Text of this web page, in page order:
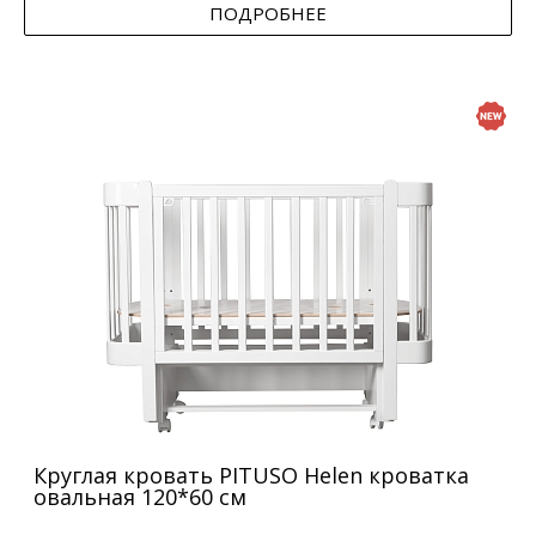
ПОДРОБНЕЕ
Круглая кровать PITUSO Helen кроватка
овальная 120*60 см